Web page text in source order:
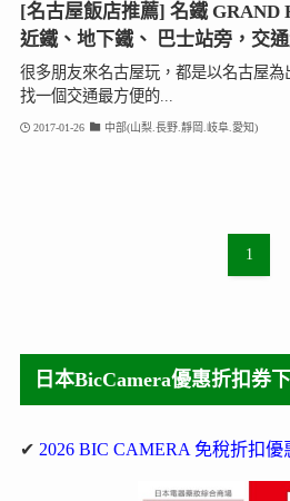
[名古屋飯店推薦] 名鐵 GRAND
近鐵、地下鐵、 巴士站旁，交
很多朋友來名古屋玩，都是以名古屋
找一個交通最方便的...
2017-01-26 中部(山梨.長野.靜岡.岐阜.愛知)
1
日本BicCamera優惠折扣券
✔ 2026 BIC CAMERA 免稅折扣優